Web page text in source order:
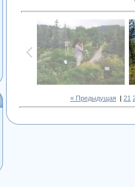
« Предыдущая | 21